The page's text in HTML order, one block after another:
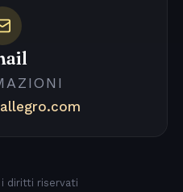
diritti riservati